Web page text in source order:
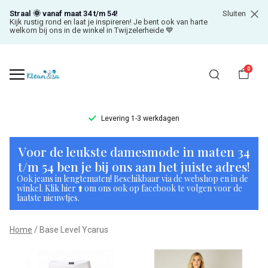
Straal 🌞 vanaf maat 34 t/m 54!
Kijk rustig rond en laat je inspireren! Je bent ook van harte
welkom bij ons in de winkel in Twijzelerheide 💙
Sluiten
0
Levering 1-3 werkdagen
Base
Level
Ycarus
-
Klean
Voor de leukste damesmode in maten 34
t/m 54 ben je bij ons aan het juiste adres!
Ook jeans in lengtematen! Beschikbaar via de webshop en in de
winkel. Klik hier ⬆️ om ons ook op facebook te volgen voor de
laatste nieuwtjes.
Home Base Level Ycarus